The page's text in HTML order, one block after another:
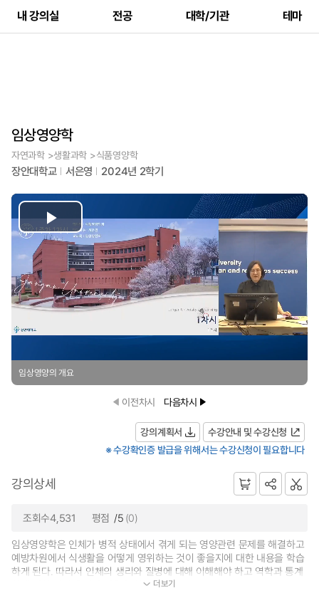
내 강의실 전공 대학/기관 테마
임상영양학
자연과학 >생활과학 >식품영양학
장안대학교 서은영 2024년 2학기
Play
Video
임상영양의 개요
이전차시 다음차시
강의계획서
수강안내 및 수강신청
※ 수강확인증 발급을 위해서는 수강신청이 필요합니다
강의상세
조회수4,531 평점 /5 (0)
임상영양학은 인체가 병적 상태에서 겪게 되는 영양관련 문제를 해결하고
예방차원에서 식생활을 어떻게 영위하는 것이 좋을지에 대한 내용을 학습
하게 된다. 따라서 인체의 생리와 질병에 대해 이해해야 하고 역학과 통계
학에 대한 개념에 대한 내용을 학... 더보기